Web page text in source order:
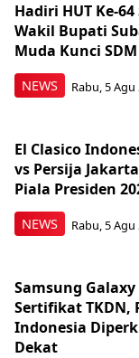
NEWS
Hadiri HUT Ke-
Wakil Bupati
Muda Kunci
Rabu, 5 Agu
NEWS
El Clasico
vs Persija
Piala Presiden
Rabu, 5 Agu
Samsung Galaxy
Sertifikat TKDN,
Indonesia
Dekat